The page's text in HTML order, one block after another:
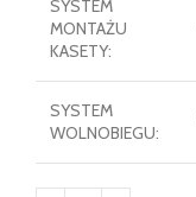
SYSTEM
MONTAŻU
KASETY:
SYSTEM
WOLNOBIEGU: